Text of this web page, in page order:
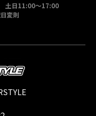
土日11:00～17:00
変則